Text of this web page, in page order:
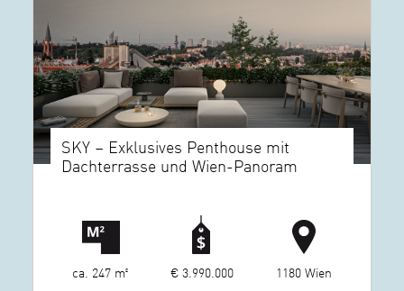
SKY – Exklusives Penthouse mit
Dachterrasse und Wien-Panoram
ca. 247 m² € 3.990.000 1180 Wien